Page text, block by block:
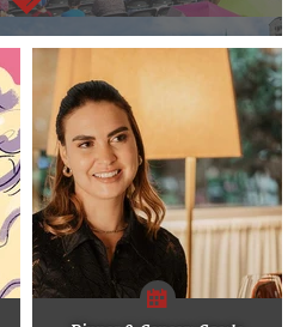
segue